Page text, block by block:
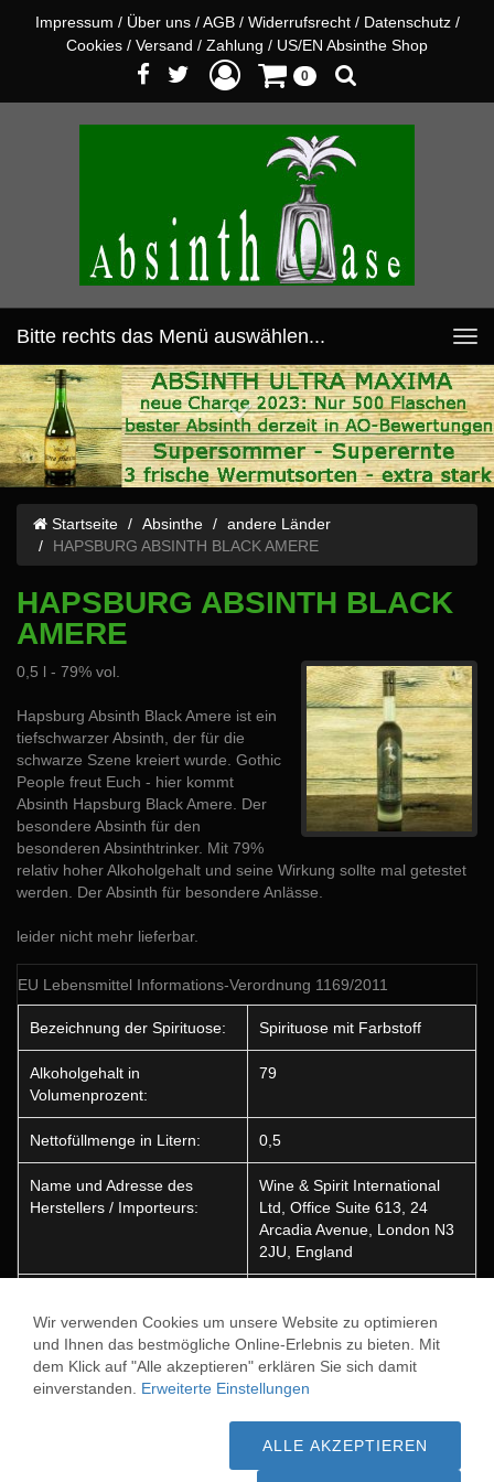
Impressum / Über uns / AGB / Widerrufsrecht / Datenschutz /
Cookies / Versand / Zahlung / US/EN Absinthe Shop
0
Bitte rechts das Menü auswählen...
Startseite Absinthe
andere Länder
HAPSBURG ABSINTH BLACK AMERE
HAPSBURG ABSINTH BLACK
AMERE
0,5 l - 79% vol.
Hapsburg Absinth Black Amere ist ein
tiefschwarzer Absinth, der für die
schwarze Szene kreiert wurde. Gothic
People freut Euch - hier kommt
Absinth Hapsburg Black Amere. Der
besondere Absinth für den
besonderen Absinthtrinker. Mit 79%
relativ hoher Alkoholgehalt und seine Wirkung sollte mal getestet
werden. Der Absinth für besondere Anlässe.
leider nicht mehr lieferbar.
EU Lebensmittel Informations-Verordnung 1169/2011
Bezeichnung der Spirituose: Spirituose mit Farbstoff
Alkoholgehalt in
Volumenprozent:
79
Nettofüllmenge in Litern: 0,5
Name und Adresse des
Herstellers / Importeurs:
Wine & Spirit International
Ltd, Office Suite 613, 24
Arcadia Avenue, London N3
2JU, England
Enthält Farbstoffe: Ja
Wir verwenden Cookies um unsere Website zu optimieren
und Ihnen das bestmögliche Online-Erlebnis zu bieten. Mit
dem Klick auf "Alle akzeptieren" erklären Sie sich damit
einverstanden. Erweiterte Einstellungen
ALLE AKZEPTIEREN